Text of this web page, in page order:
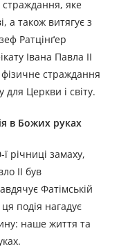
яке
а також витягує з
Ратцінґер
Івана Павла II
страждання
Церкви і світу.
в Божих руках
річниці замаху,
II був
Фатімській
подія нагадує
наше життя та